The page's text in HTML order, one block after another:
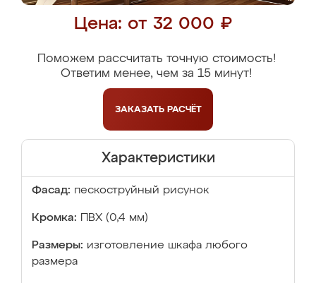
Цена: от 32 000 ₽
Поможем рассчитать точную стоимость!
Ответим менее, чем за 15 минут!
ЗАКАЗАТЬ РАСЧЁТ
Характеристики
Фасад: пескоструйный рисунок
Кромка: ПВХ (0,4 мм)
Размеры: изготовление шкафа любого
размера